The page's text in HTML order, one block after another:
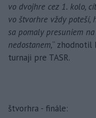
vo dvojhre cez 1. kolo,
vo štvorhre vždy poteší,
sa pomaly presuniem
nedostanem,“ zhodnotil
turnaji pre TASR.
štvorhra - finále: